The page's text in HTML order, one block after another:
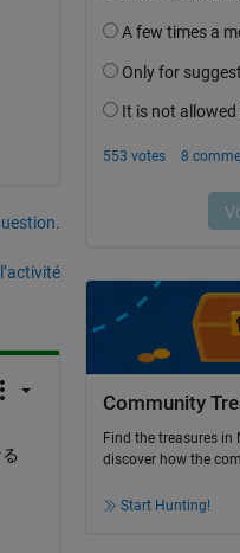
Community
Find the treasures in
discover how the
Start Hunting!